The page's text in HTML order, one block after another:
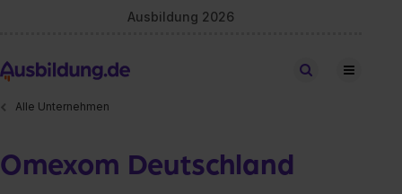
Ausbildung 2026
Stellen finden
Alle Unternehmen
Omexom Deutschland